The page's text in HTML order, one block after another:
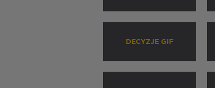
DECYZJE GIF